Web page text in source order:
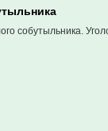
собутыльника.